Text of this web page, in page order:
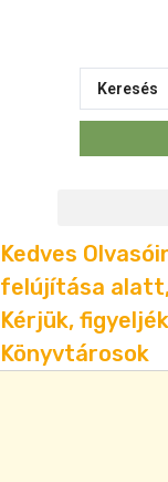
Kedves
felújítása
Kérjük,
Könyvtárosok